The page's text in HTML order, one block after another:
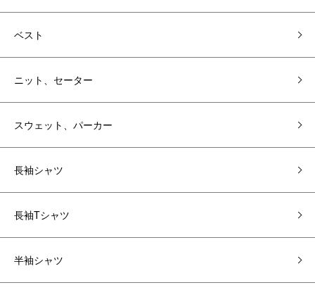
ベスト
ニット、セーター
スウェット、パーカー
長袖シャツ
長袖Tシャツ
半袖シャツ